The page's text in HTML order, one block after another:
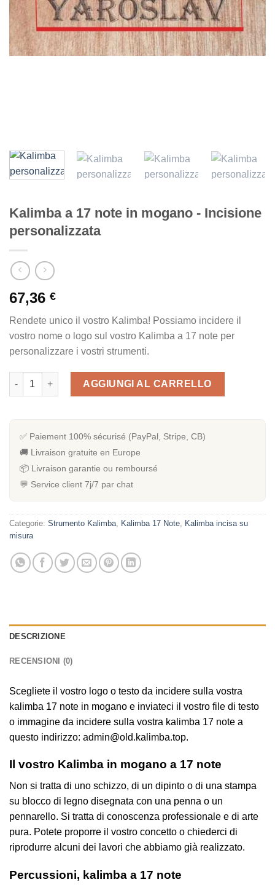
Kalimba a 17 note in mogano - Incisione
personalizzata
67,36 €
Rendete unico il vostro Kalimba! Possiamo incidere il
vostro nome o logo sul vostro Kalimba a 17 note per
personalizzare i vostri strumenti.
Quantità Kalimba 17 notes en acajou - Gravure Personnalisée
AGGIUNGI AL CARRELLO
✅ Paiement 100% sécurisé (PayPal, Stripe, CB)
🚚 Livraison gratuite en Europe
📦 Livraison garantie ou remboursé
💬 Service client 7j/7 par chat
Categorie: Strumento Kalimba Kalimba 17 Note Kalimba incisa su
misura
DESCRIZIONE
RECENSIONI (0)
Scegliete il vostro logo o testo da incidere sulla vostra
kalimba 17 note in mogano e inviateci il vostro file di testo
o immagine da incidere sulla vostra kalimba 17 note a
questo indirizzo: admin@old.kalimba.top.
Il vostro Kalimba in mogano a 17 note
Non si tratta di uno schizzo, di un dipinto o di una stampa
su blocco di legno disegnata con una penna o un
pennarello. Si tratta di conoscenza professionale e di arte
pura. Potete proporre il vostro concetto o chiederci di
riprodurre alcuni dei lavori che abbiamo già realizzato.
Percussioni, kalimba a 17 note